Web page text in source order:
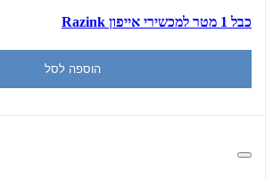
כבל 1 מטר למכשירי אייפון Razink
הוספה לסל